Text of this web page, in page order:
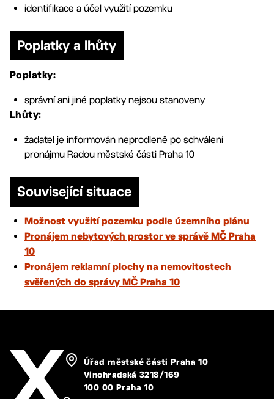
identifikace a účel využití pozemku
Poplatky a lhůty
Poplatky:
správní ani jiné poplatky nejsou stanoveny
Lhůty:
žadatel je informován neprodleně po schválení
pronájmu Radou městské části Praha 10
Související situace
Možnost využití pozemku podle územního plánu
Pronájem nebytových prostor ve správě MČ Praha
10
Pronájem reklamní plochy na nemovitostech
svěřených do správy MČ Praha 10
Úřad městské části Praha 10
Vinohradská 3218/169
100 00 Praha 10